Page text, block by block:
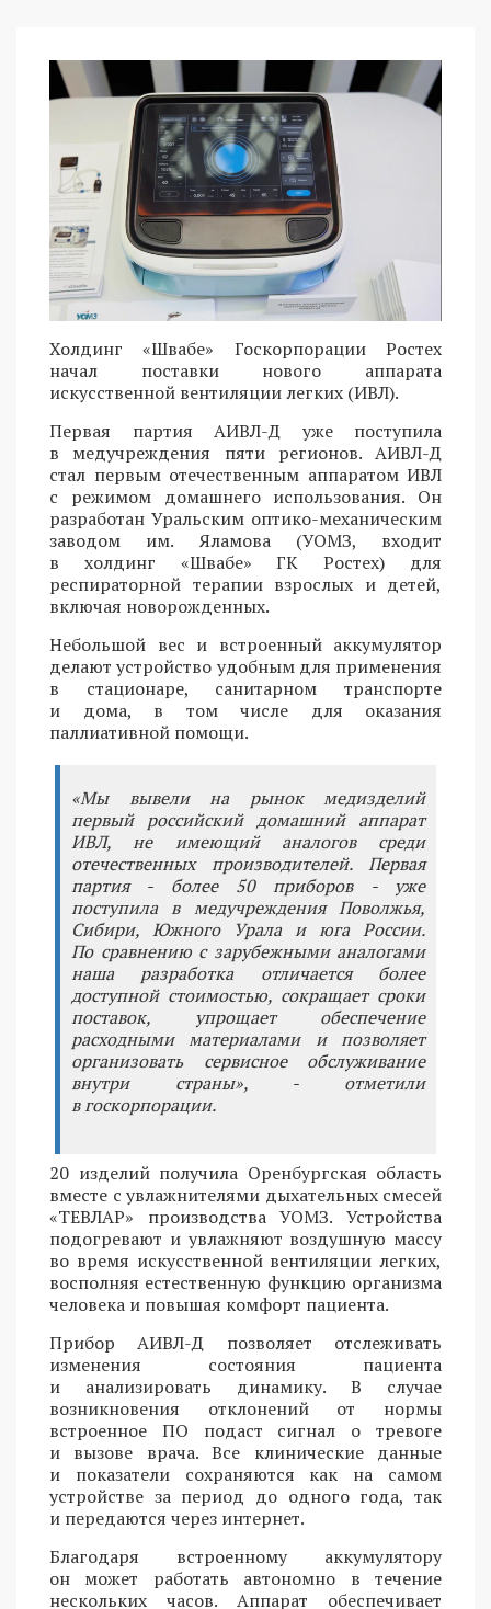
Холдинг «Швабе» Госкорпорации Ростех
начал поставки нового аппарата
искусственной вентиляции легких (ИВЛ).
Первая партия АИВЛ-Д уже поступила
в медучреждения пяти регионов. АИВЛ-Д
стал первым отечественным аппаратом ИВЛ
с режимом домашнего использования. Он
разработан Уральским оптико-механическим
заводом им. Яламова (УОМЗ, входит
в холдинг «Швабе» ГК Ростех) для
респираторной терапии взрослых и детей,
включая новорожденных.
Небольшой вес и встроенный аккумулятор
делают устройство удобным для применения
в стационаре, санитарном транспорте
и дома, в том числе для оказания
паллиативной помощи.
«Мы вывели на рынок медизделий
первый российский домашний аппарат
ИВЛ, не имеющий аналогов среди
отечественных производителей. Первая
партия - более 50 приборов - уже
поступила в медучреждения Поволжья,
Сибири, Южного Урала и юга России.
По сравнению с зарубежными аналогами
наша разработка отличается более
доступной стоимостью, сокращает сроки
поставок, упрощает обеспечение
расходными материалами и позволяет
организовать сервисное обслуживание
внутри страны», - отметили
в госкорпорации.
20 изделий получила Оренбургская область
вместе с увлажнителями дыхательных смесей
«ТЕВЛАР» производства УОМЗ. Устройства
подогревают и увлажняют воздушную массу
во время искусственной вентиляции легких,
восполняя естественную функцию организма
человека и повышая комфорт пациента.
Прибор АИВЛ-Д позволяет отслеживать
изменения состояния пациента
и анализировать динамику. В случае
возникновения отклонений от нормы
встроенное ПО подаст сигнал о тревоге
и вызове врача. Все клинические данные
и показатели сохраняются как на самом
устройстве за период до одного года, так
и передаются через интернет.
Благодаря встроенному аккумулятору
он может работать автономно в течение
нескольких часов. Аппарат обеспечивает